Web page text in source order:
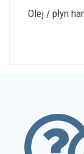
Olej / płyn